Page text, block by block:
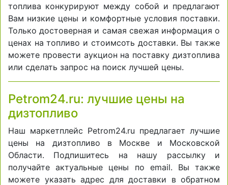
топлива конкурируют между собой и предлагают
Вам низкие цены и комфортные условия поставки.
Только достоверная и самая свежая информация о
ценах на топливо и стоимсоть доставки. Вы также
можете провести аукцион на поставку дизтоплива
или сделать запрос на поиск лучшей цены.
Petrom24.ru: лучшие цены на
дизтопливо
Наш маркетплейс Petrom24.ru предлагает лучшие
цены на дизтопливо в Москве и Московской
Области. Подпишитесь на нашу рассылку и
получайте актуальные цены по email. Вы также
можете указать адрес для доставки в обратном